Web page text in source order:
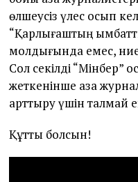
өлшеусіз үлес қосып
“Қарлығаштың
молдығында емес,
Сол секілді “Мінбер”
жеткенінше қазақ
арттыру үшін талмай
Құтты болсын!